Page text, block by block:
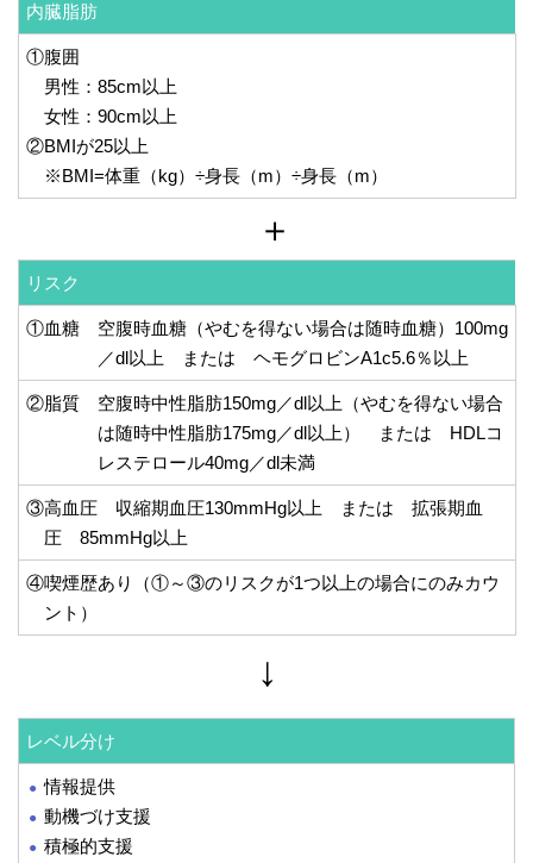
内臓脂肪
①腹囲
男性：85cm以上
女性：90cm以上
②BMIが25以上
※BMI=体重（kg）÷身長（m）÷身長（m）
リスク
①血糖 空腹時血糖（やむを得ない場合は随時血糖）100mg
／dl以上 または ヘモグロビンA1c5.6％以上
②脂質 空腹時中性脂肪150mg／dl以上（やむを得ない場合
は随時中性脂肪175mg／dl以上） または HDLコ
レステロール40mg／dl未満
③高血圧 収縮期血圧130mmHg以上 または 拡張期血
圧 85mmHg以上
④喫煙歴あり（①～③のリスクが1つ以上の場合にのみカウ
ント）
レベル分け
情報提供
動機づけ支援
積極的支援